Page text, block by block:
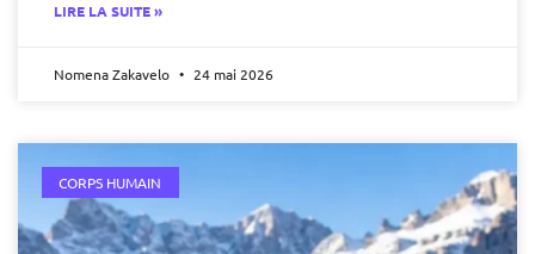
LIRE LA SUITE »
Nomena Zakavelo 24 mai 2026
CORPS HUMAIN